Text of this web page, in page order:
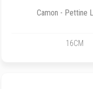
Camon - Pettine
16CM